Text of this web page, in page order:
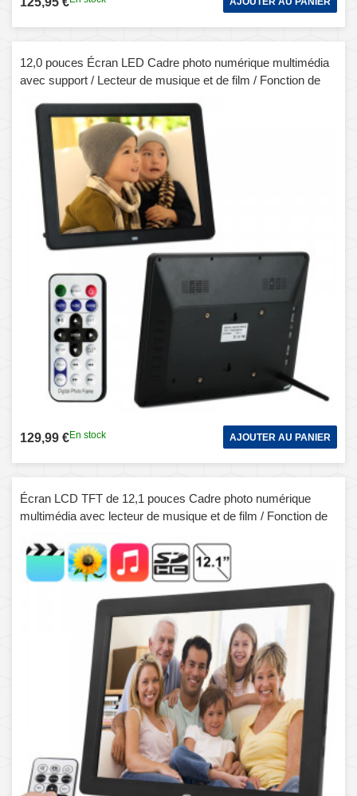
12,0 pouces Écran LED Cadre photo numérique multimédia
avec support / Lecteur de musique et de film / Fonction de
Input, haut-parleur stéréo intégré
129,99 €En stock AJOUTER AU PANIER
Écran LCD TFT de 12,1 pouces Cadre photo numérique
multimédia avec lecteur de musique et de film / Fonction de
haut-parleur stéréo intégré (noir)